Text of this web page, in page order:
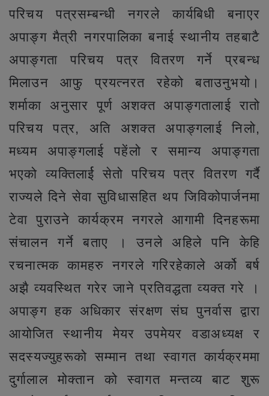
परिचय पत्रसम्बन्धी नगरले कार्यबिधी बनाएर
अपाङ्ग मैत्री नगरपालिका बनाई स्थानीय तहबाटै
अपाङ्गता परिचय पत्र वितरण गर्ने प्रबन्ध
मिलाउन आफु प्रयत्नरत रहेको बताउनुभयो।
शर्माका अनुसार पूर्ण अशक्त अपाङ्गतालाई रातो
परिचय पत्र, अति अशक्त अपाङ्गलाई निलो,
मध्यम अपाङ्गलाई पहेंलो र समान्य अपाङ्गता
भएको व्यक्तिलार्ई सेतो परिचय पत्र वितरण गर्दै
राज्यले दिने सेवा सुविधासहित थप जिविकोपार्जनमा
टेवा पुराउने कार्यक्रम नगरले आगामी दिनहरूमा
संचालन गर्ने बताए । उनले अहिले पनि केहि
रचनात्मक कामहरु नगरले गरिरहेकाले अर्को बर्ष
अझै व्यवस्थित गरेर जाने प्रतिवद्धता व्यक्त गरे ।
अपाङ्ग हक अधिकार संरक्षण संघ पुनर्वास द्वारा
आयोजित स्थानीय मेयर उपमेयर वडाअध्यक्ष र
सदस्यज्युहरूको सम्मान तथा स्वागत कार्यक्रममा
दुर्गालाल मोक्तान को स्वागत मन्तव्य बाट शुरू